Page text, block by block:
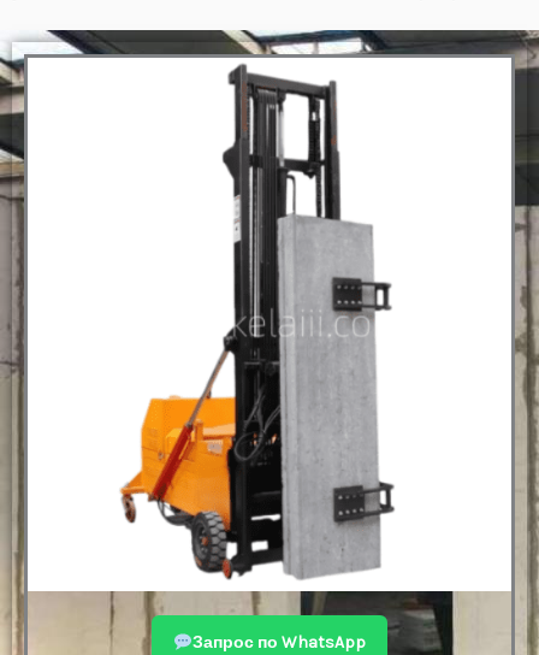
Запрос по WhatsApp